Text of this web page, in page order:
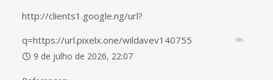
http://clients1.google.ng/url?
q=https://url.pixelx.one/wildavev140755
9 de julho de 2026, 22:07